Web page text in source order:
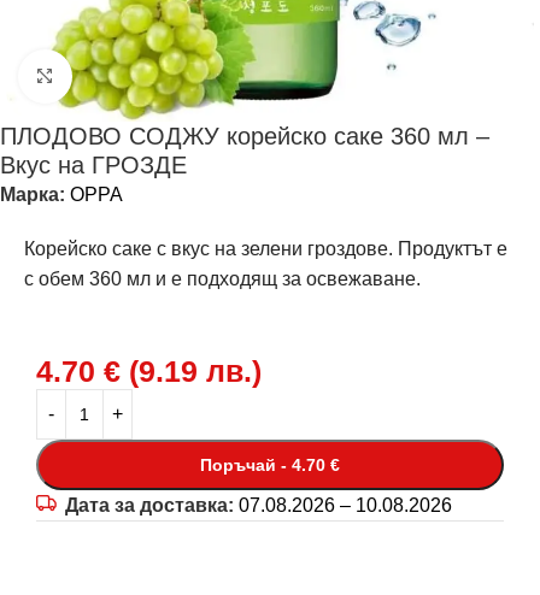
Щракнете за уголемяване
ПЛОДОВО СОДЖУ корейско саке 360 мл –
Вкус на ГРОЗДЕ
Марка: OPPA
Корейско саке с вкус на зелени гроздове. Продуктът е
с обем 360 мл и е подходящ за освежаване.
4.70 € (9.19 лв.)
Поръчай - 4.70 €
Дата за доставка: 07.08.2026 – 10.08.2026